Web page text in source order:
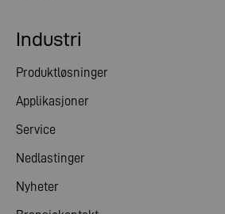
Industri
Produktløsninger
Applikasjoner
Service
Nedlastinger
Nyheter